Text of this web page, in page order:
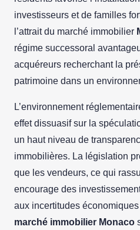
investisseurs et de familles
l’attrait du marché immobilier
régime successoral
acquéreurs recherchant la
patrimoine dans un
L’environnement
effet dissuasif sur la
un haut niveau de
immobilières. La législation
que les vendeurs, ce qui
encourage des
aux incertitudes
marché immobilier Monaco